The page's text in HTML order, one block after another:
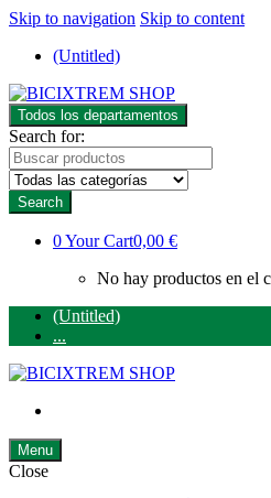
Skip to navigation Skip to content
(Untitled)
Todos los departamentos
Search for:
Search
0Your Cart0,00 €
No hay productos en el
(Untitled)
...
Menu
Close